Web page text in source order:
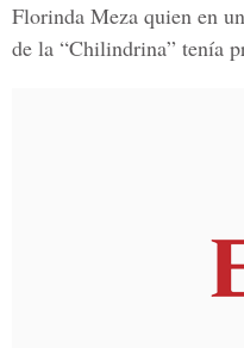
Florinda Meza quien en
de la “Chilindrina” tenía